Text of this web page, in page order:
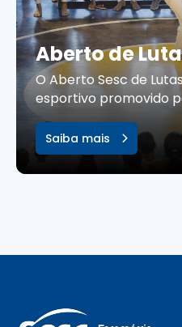
Aberto de
O Aberto Sesc de
esportivo promovido
Sistema Fecomércio,
diversas...
Saiba mais